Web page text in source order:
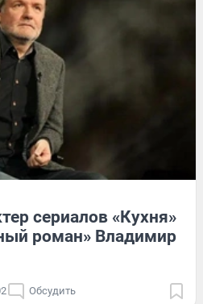
сериалов «Кухня»
роман» Владимир
Обсудить